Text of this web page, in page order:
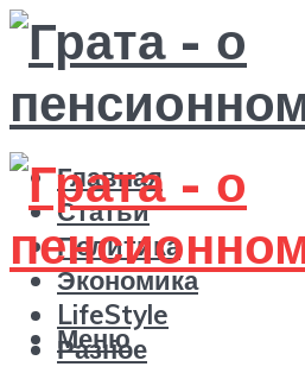
Главная
Статьи
Политика
Экономика
LifeStyle
Разное
Меню